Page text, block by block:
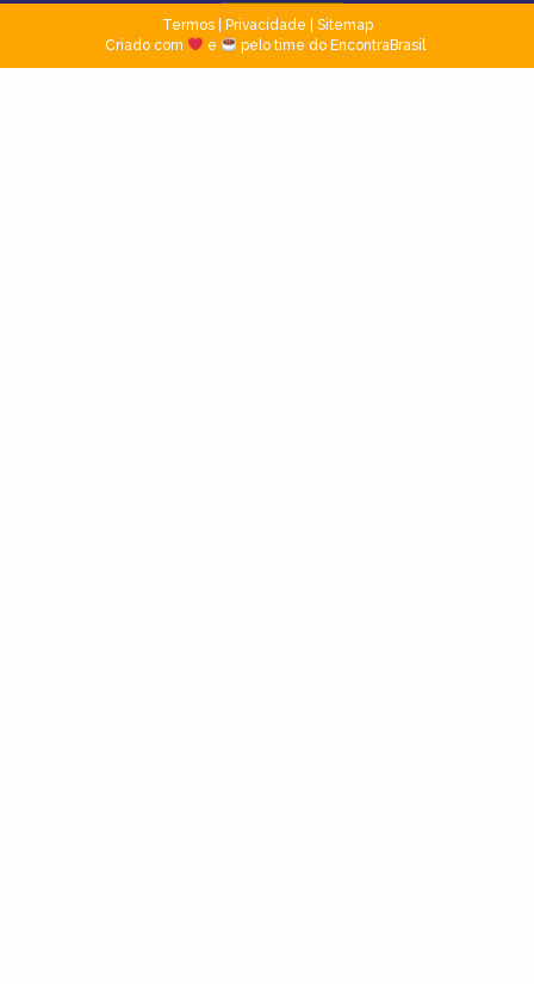
Termos| Privacidade
Sitemap
Criado com
e pelo time do EncontraBrasil